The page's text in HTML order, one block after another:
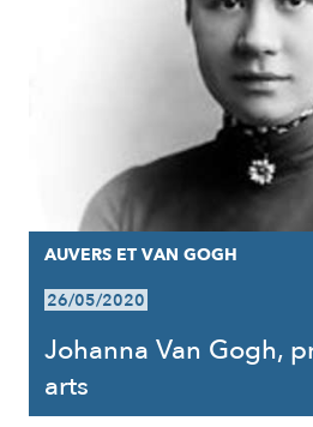
AUVERS ET VAN GOGH
26/05/2020
Johanna Van Gogh,
arts